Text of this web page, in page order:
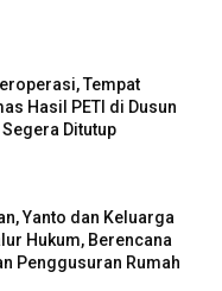
Tempat
Hasil PETI di Dusun
Ditutup
Yanto dan Keluarga
Hukum, Berencana
Penggusuran Rumah